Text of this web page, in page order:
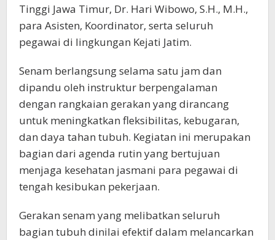
Tinggi Jawa Timur, Dr. Hari Wibowo, S.H., M.H.,
para Asisten, Koordinator, serta seluruh
pegawai di lingkungan Kejati Jatim.
Senam berlangsung selama satu jam dan
dipandu oleh instruktur berpengalaman
dengan rangkaian gerakan yang dirancang
untuk meningkatkan fleksibilitas, kebugaran,
dan daya tahan tubuh. Kegiatan ini merupakan
bagian dari agenda rutin yang bertujuan
menjaga kesehatan jasmani para pegawai di
tengah kesibukan pekerjaan.
Gerakan senam yang melibatkan seluruh
bagian tubuh dinilai efektif dalam melancarkan